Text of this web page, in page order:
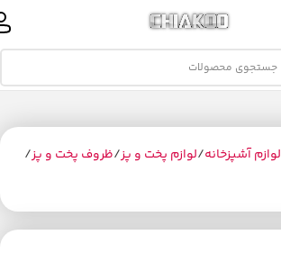
لوازم آشپزخانه لوازم پخت و پز ظروف پخت و پز